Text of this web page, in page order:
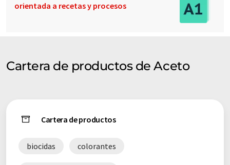
orientada a recetas y procesos
Cartera de productos de Aceto
Cartera de productos
biocidas colorantes